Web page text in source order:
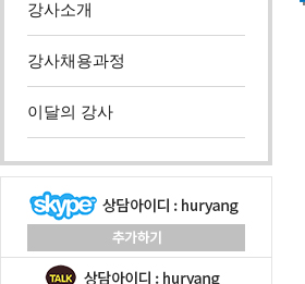
강사소개
강사채용과정
이달의 강사